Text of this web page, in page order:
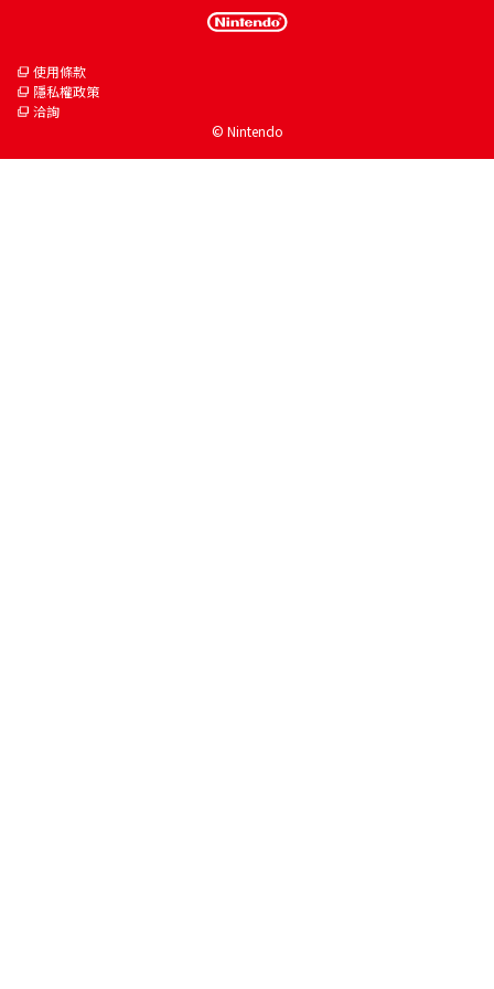
使用條款
隱私權政策
洽詢
© Nintendo